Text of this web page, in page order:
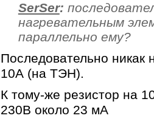
SerSer:
нагревательным
параллельно ему?
Последовательно никак
10А (на ТЭН).
К тому-же резистор на
230В около 23 мА